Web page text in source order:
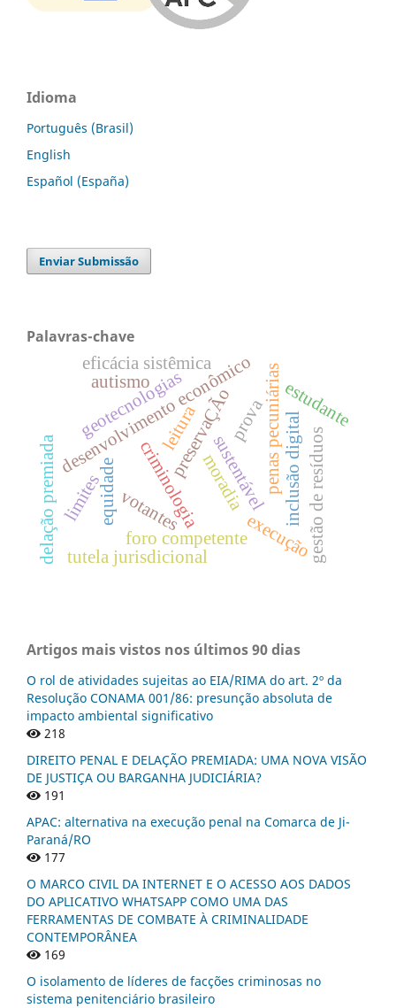
Idioma
Português (Brasil)
English
Español (España)
Enviar Submissão
Palavras-chave
penas pecuniárias
preservaÇÃo
criminologia
desenvolvimento econômico
sustentável
leitura
moradia
execução
foro competente
tutela jurisdicional
delação premiada
eficácia sistêmica
equidade inclusão digital
limites
geotecnologias prova estudante
autismo
votantes gestão de resíduos
Artigos mais vistos nos últimos 90 dias
O rol de atividades sujeitas ao EIA/RIMA do art. 2º da
Resolução CONAMA 001/86: presunção absoluta de
impacto ambiental significativo
218
DIREITO PENAL E DELAÇÃO PREMIADA: UMA NOVA VISÃO
DE JUSTIÇA OU BARGANHA JUDICIÁRIA?
191
APAC: alternativa na execução penal na Comarca de Ji-
Paraná/RO
177
O MARCO CIVIL DA INTERNET E O ACESSO AOS DADOS
DO APLICATIVO WHATSAPP COMO UMA DAS
FERRAMENTAS DE COMBATE À CRIMINALIDADE
CONTEMPORÂNEA
169
O isolamento de líderes de facções criminosas no
sistema penitenciário brasileiro